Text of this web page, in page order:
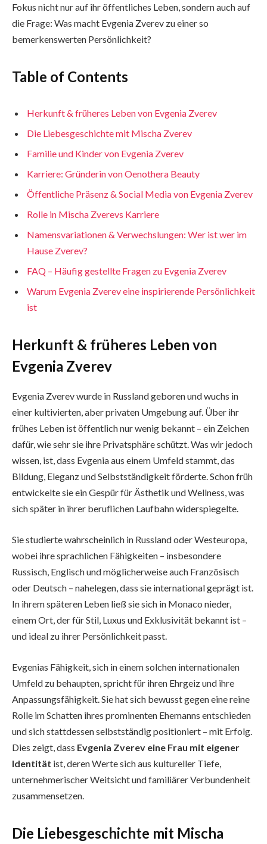
Fokus nicht nur auf ihr öffentliches Leben, sondern auch auf
die Frage: Was macht Evgenia Zverev zu einer so
bemerkenswerten Persönlichkeit?
Table of Contents
Herkunft & früheres Leben von Evgenia Zverev
Die Liebesgeschichte mit Mischa Zverev
Familie und Kinder von Evgenia Zverev
Karriere: Gründerin von Oenothera Beauty
Öffentliche Präsenz & Social Media von Evgenia Zverev
Rolle in Mischa Zverevs Karriere
Namensvariationen & Verwechslungen: Wer ist wer im
Hause Zverev?
FAQ – Häufig gestellte Fragen zu Evgenia Zverev
Warum Evgenia Zverev eine inspirierende Persönlichkeit
ist
Herkunft & früheres Leben von
Evgenia Zverev
Evgenia Zverev wurde in Russland geboren und wuchs in
einer kultivierten, aber privaten Umgebung auf. Über ihr
frühes Leben ist öffentlich nur wenig bekannt – ein Zeichen
dafür, wie sehr sie ihre Privatsphäre schützt. Was wir jedoch
wissen, ist, dass Evgenia aus einem Umfeld stammt, das
Bildung, Eleganz und Selbstständigkeit förderte. Schon früh
entwickelte sie ein Gespür für Ästhetik und Wellness, was
sich später in ihrer beruflichen Laufbahn widerspiegelte.
Sie studierte wahrscheinlich in Russland oder Westeuropa,
wobei ihre sprachlichen Fähigkeiten – insbesondere
Russisch, Englisch und möglicherweise auch Französisch
oder Deutsch – nahelegen, dass sie international geprägt ist.
In ihrem späteren Leben ließ sie sich in Monaco nieder,
einem Ort, der für Stil, Luxus und Exklusivität bekannt ist –
und ideal zu ihrer Persönlichkeit passt.
Evgenias Fähigkeit, sich in einem solchen internationalen
Umfeld zu behaupten, spricht für ihren Ehrgeiz und ihre
Anpassungsfähigkeit. Sie hat sich bewusst gegen eine reine
Rolle im Schatten ihres prominenten Ehemanns entschieden
und sich stattdessen selbstständig positioniert – mit Erfolg.
Dies zeigt, dass Evgenia Zverev eine Frau mit eigener
Identität ist, deren Werte sich aus kultureller Tiefe,
unternehmerischer Weitsicht und familiärer Verbundenheit
zusammensetzen.
Die Liebesgeschichte mit Mischa